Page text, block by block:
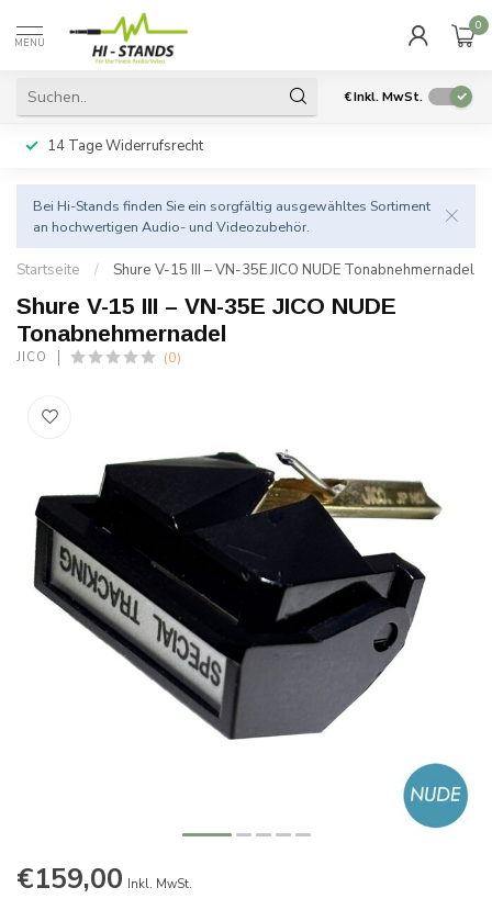
MENU
0
€Inkl. MwSt.
14 Tage Widerrufsrecht
Bei Hi-Stands finden Sie ein sorgfältig ausgewähltes Sortiment
an hochwertigen Audio- und Videozubehör.
Startseite / Shure V-15 III – VN-35E JICO NUDE Tonabnehmernadel
Shure V-15 III – VN-35E JICO NUDE
Tonabnehmernadel
JICO (0)
€159,00 Inkl. MwSt.